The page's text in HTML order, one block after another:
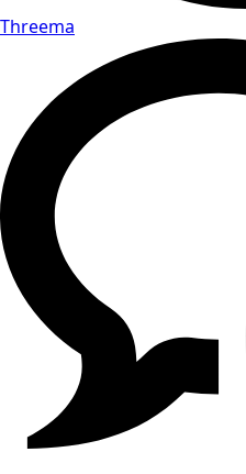
Threema